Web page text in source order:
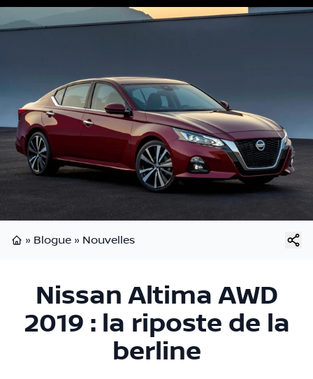
» Blogue » Nouvelles
Nissan Altima AWD
2019 : la riposte de la
berline